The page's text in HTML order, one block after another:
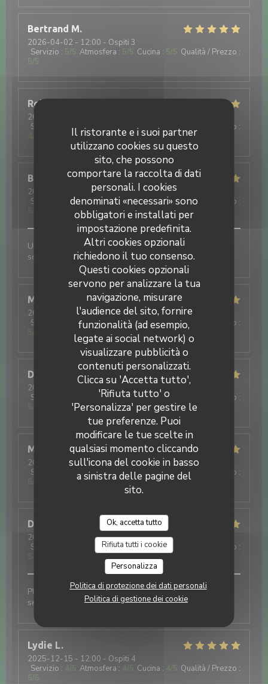
Il ristorante e i suoi partner
utilizzano cookies su questo
sito, che possono
comportare la raccolta di dati
personali. I cookies
denominati «necessari» sono
obbligatori e installati per
impostazione predefinita.
Altri cookies opzionali
richiedono il tuo consenso.
Questi cookies opzionali
servono per analizzare la tua
navigazione, misurare
l'audience del sito, fornire
funzionalità (ad esempio,
legate ai social network) o
visualizzare pubblicità o
contenuti personalizzati.
Clicca su 'Accetta tutto',
'Rifiuta tutto' o
'Personalizza' per gestire le
tue preferenze. Puoi
modificare le tue scelte in
qualsiasi momento cliccando
sull'icona del cookie in basso
a sinistra delle pagine del
sito.
Ok, accetta tutto
Rifiuta tutti i cookie
Personalizza
Politica di protezione dei dati personali
Politica di gestione dei cookie
Bertrand M
2026-04-02 - 12:00 - Ospiti 3
Servizio : 5/5 Atmosfera : 5 /5 Cucina : 5/5 Qualità / Prezzo :
5/5
Rolande
2026-03-26
Servizio
/5 Atmosfera : Cucina Qualità / Prezzo :
Brigitte
M
2026-03-18
- 12:00 - Ospiti 5
Servizio
/5 Atmosfera: 5/5 Cucina:5/5 Qualità / Prezzo :
Un accueil chaleureux, des jeunes en devenir fiers et
soucieux d'assurer un service dans les règles de l'art
Marieclaude
C
2026-03-06
- 12:00 - Ospiti 4
Servizio
Atmosfera: 5/5 Cucina: 5/5 Qualità / Prezzo :
Dominique
C
2026-03-04
- 12:00 - Ospiti 2
Servizio
Atmosfera:5/5 Cucina 5 Qualità / Prezzo :
Marieclaude C
2026-01-09- 12:00 - Ospiti 4
Servizio
Atmosfera :5/5 Cucina: 5/5 Qualità / Prezzo :
Daniel
2026-01-09
- 12:00 - Ospiti 2
Servizio
Atmosfera:5/5 Cucina:5 Qualità / Prezzo :
Plats de très bonne qualité, cuisine fine. Très bon
service agréable.
Lydie L
2025-12-15 - 12:00 - Ospiti 4
Servizio : 4/5 Atmosfera : 4 /5 Cucina : 4/5 Qualità / Prezzo :
5/5
La Tablée d'ISP